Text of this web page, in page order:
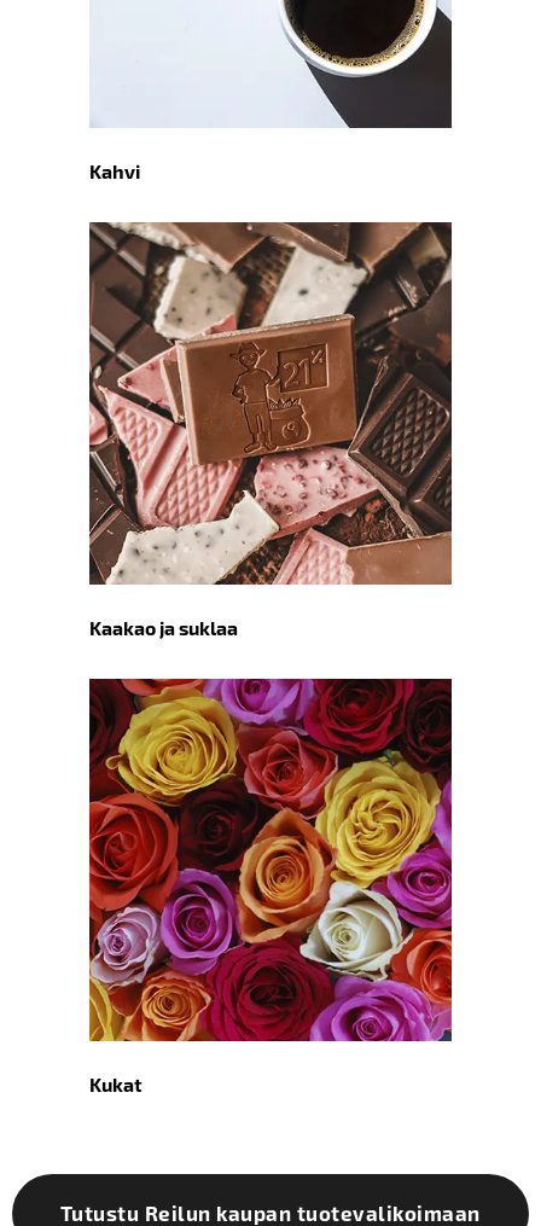
Kahvi
Kaakao ja suklaa
Kukat
Tutustu Reilun kaupan tuotevalikoimaan